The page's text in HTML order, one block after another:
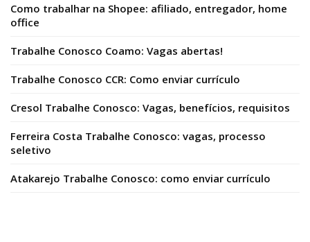
Como trabalhar na Shopee: afiliado, entregador, home
office
Trabalhe Conosco Coamo: Vagas abertas!
Trabalhe Conosco CCR: Como enviar currículo
Cresol Trabalhe Conosco: Vagas, benefícios, requisitos
Ferreira Costa Trabalhe Conosco: vagas, processo
seletivo
Atakarejo Trabalhe Conosco: como enviar currículo